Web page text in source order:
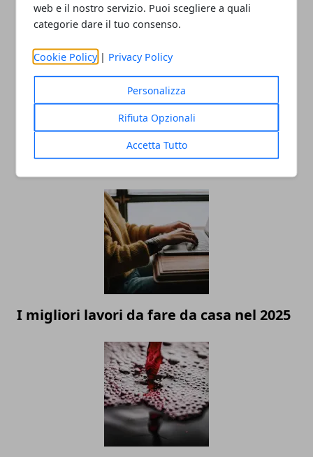
web e il nostro servizio. Puoi scegliere a quali
categorie dare il tuo consenso.
Cookie Policy | Privacy Policy
Personalizza
Rifiuta Opzionali
Accetta Tutto
Redazione
ARTICOLI CORRELATI
I migliori lavori da fare da casa nel 2025